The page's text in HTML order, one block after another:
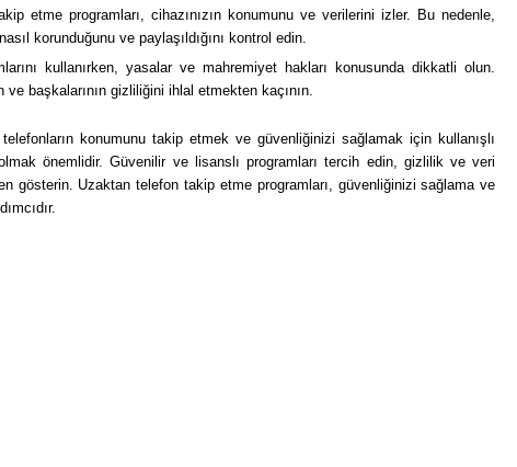
etme programları, cihazınızın konumunu ve verilerini izler. Bu nedenle,
korunduğunu ve paylaşıldığını kontrol edin.
kullanırken, yasalar ve mahremiyet hakları konusunda dikkatli olun.
başkalarının gizliliğini ihlal etmekten kaçının.
konumunu takip etmek ve güvenliğinizi sağlamak için kullanışlı
önemlidir. Güvenilir ve lisanslı programları tercih edin, gizlilik ve veri
gösterin. Uzaktan telefon takip etme programları, güvenliğinizi sağlama ve